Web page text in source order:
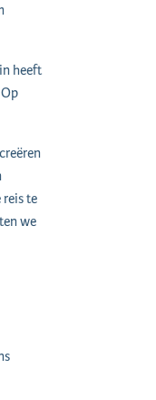
heeft
te
we